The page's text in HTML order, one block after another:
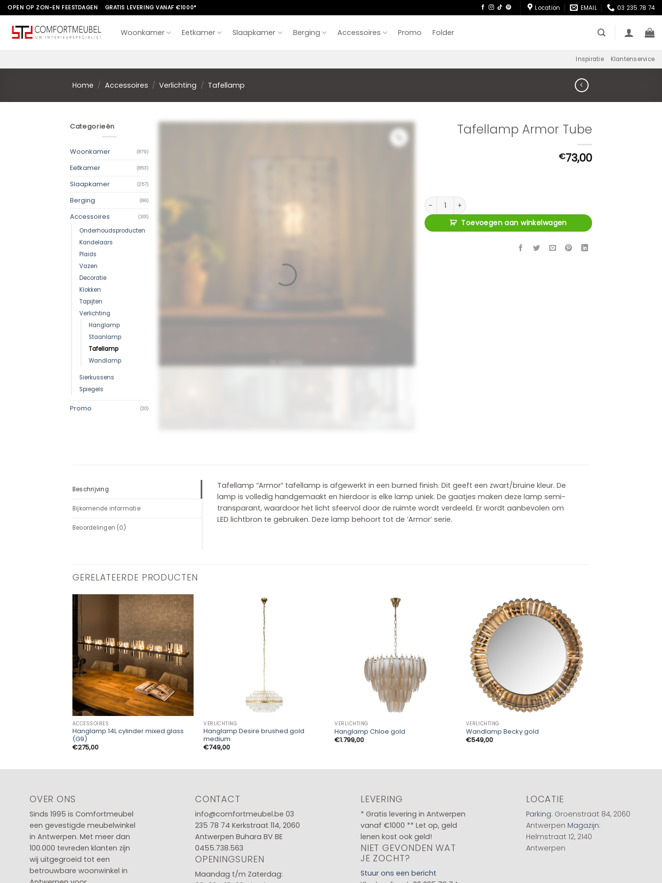
Skip
to
content
OPEN OP ZON-EN FEESTDAGEN GRATIS LEVERING VANAF €1000* Location EMAIL 03 235 78 74
Woonkamer Eetkamer Slaapkamer Berging Accessoires Promo Folder
Inspiratie Klantenservice
Home / Accessoires / Verlichting / Tafellamp
Categorieën
Woonkamer (879)
Eetkamer (853)
Slaapkamer (257)
Berging (86)
Accessoires (301)
Onderhoudsproducten
Kandelaars
Plaids
Vazen
Decoratie
Klokken
Tapijten
Verlichting
Hanglamp
Staanlamp
Tafellamp
Wandlamp
Sierkussens
Spiegels
Promo (20)
Tafellamp Armor Tube
€73,00
Tafellamp Armor Tube aantal
Toevoegen aan winkelwagen
Beschrijving
Bijkomende informatie
Beoordelingen (0)
Tafellamp “Armor” tafellamp is afgewerkt in een burned finish. Dit geeft een zwart/bruine kleur. De
lamp is volledig handgemaakt en hierdoor is elke lamp uniek. De gaatjes maken deze lamp semi-
transparant, waardoor het licht sfeervol door de ruimte wordt verdeeld. Er wordt aanbevolen om
LED lichtbron te gebruiken. Deze lamp behoort tot de ‘Armor’ serie.
GERELATEERDE PRODUCTEN
ACCESSOIRES
Hanglamp 14L cylinder mixed glass
(G9)
€275,00
VERLICHTING
Hanglamp Desire brushed gold
medium
€749,00
VERLICHTING
Hanglamp Chloe gold
€1.799,00
VERLICHTING
Wandlamp Becky gold
€549,00
OVER ONS
Sinds 1995 is Comfortmeubel
een gevestigde meubelwinkel
in Antwerpen. Met meer dan
100.000 tevreden klanten zijn
wij uitgegroeid tot een
betrouwbare woonwinkel in
CONTACT
info@comfortmeubel.be 03
235 78 74 Kerkstraat 114, 2060
Antwerpen Buhara BV BE
0455.738.563
OPENINGSUREN
Maandag t/m Zaterdag:
LEVERING
* Gratis levering in Antwerpen
vanaf €1000 ** Let op, geld
lenen kost ook geld!
NIET GEVONDEN WAT
JE ZOCHT?
Stuur ons een bericht
LOCATIE
Parking: Groenstraat 84, 2060
Antwerpen Magazijn:
Helmstraat 12, 2140
Antwerpen